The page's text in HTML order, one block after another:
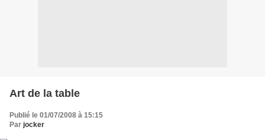
Art de la table
Publié le 01/07/2008 à 15:15
Par jocker